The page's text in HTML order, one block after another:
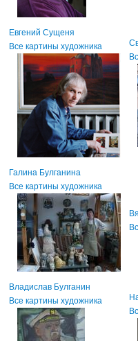
Евгений Сущеня
Все картины художника
Галина Булганина
Все картины художника
Владислав Булганин
Все картины художника